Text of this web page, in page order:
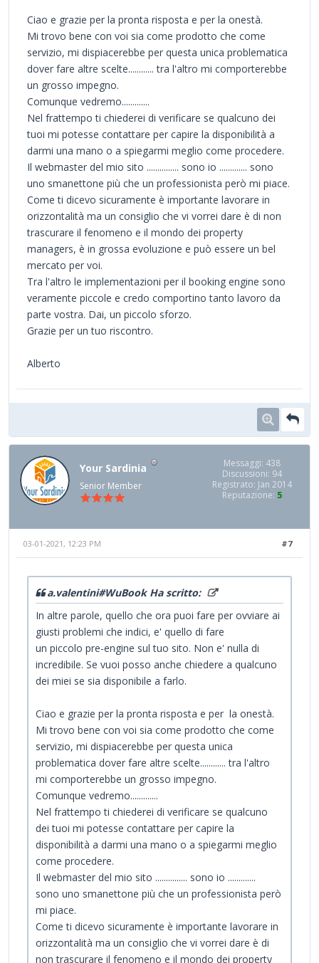
Ciao e grazie per la pronta risposta e per la onestà.
Mi trovo bene con voi sia come prodotto che come
servizio, mi dispiacerebbe per questa unica problematica
dover fare altre scelte............ tra l'altro mi comporterebbe
un grosso impegno.
Comunque vedremo.............
Nel frattempo ti chiederei di verificare se qualcuno dei
tuoi mi potesse contattare per capire la disponibilità a
darmi una mano o a spiegarmi meglio come procedere.
Il webmaster del mio sito ............... sono io ............. sono
uno smanettone più che un professionista però mi piace.
Come ti dicevo sicuramente è importante lavorare in
orizzontalità ma un consiglio che vi vorrei dare è di non
trascurare il fenomeno e il mondo dei property
managers, è in grossa evoluzione e può essere un bel
mercato per voi.
Tra l'altro le implementazioni per il booking engine sono
veramente piccole e credo comportino tanto lavoro da
parte vostra. Dai, un piccolo sforzo.
Grazie per un tuo riscontro.
Alberto
Your Sardinia
Senior Member
Messaggi: 438
Discussioni: 94
Registrato: Jan 2014
Reputazione: 5
#7
03-01-2021, 12:23 PM
a.valentini#WuBook Ha scritto:
In altre parole, quello che ora puoi fare per ovviare ai
giusti problemi che indici, e' quello di fare
un piccolo pre-engine sul tuo sito. Non e' nulla di
incredibile. Se vuoi posso anche chiedere a qualcuno
dei miei se sia disponibile a farlo.
Ciao e grazie per la pronta risposta e per la onestà.
Mi trovo bene con voi sia come prodotto che come
servizio, mi dispiacerebbe per questa unica
problematica dover fare altre scelte............ tra l'altro
mi comporterebbe un grosso impegno.
Comunque vedremo.............
Nel frattempo ti chiederei di verificare se qualcuno
dei tuoi mi potesse contattare per capire la
disponibilità a darmi una mano o a spiegarmi meglio
come procedere.
Il webmaster del mio sito ............... sono io .............
sono uno smanettone più che un professionista però
mi piace.
Come ti dicevo sicuramente è importante lavorare in
orizzontalità ma un consiglio che vi vorrei dare è di
non trascurare il fenomeno e il mondo dei property